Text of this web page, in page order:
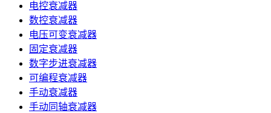
电控衰减器
数控衰减器
电压可变衰减器
固定衰减器
数字步进衰减器
可编程衰减器
手动衰减器
手动同轴衰减器